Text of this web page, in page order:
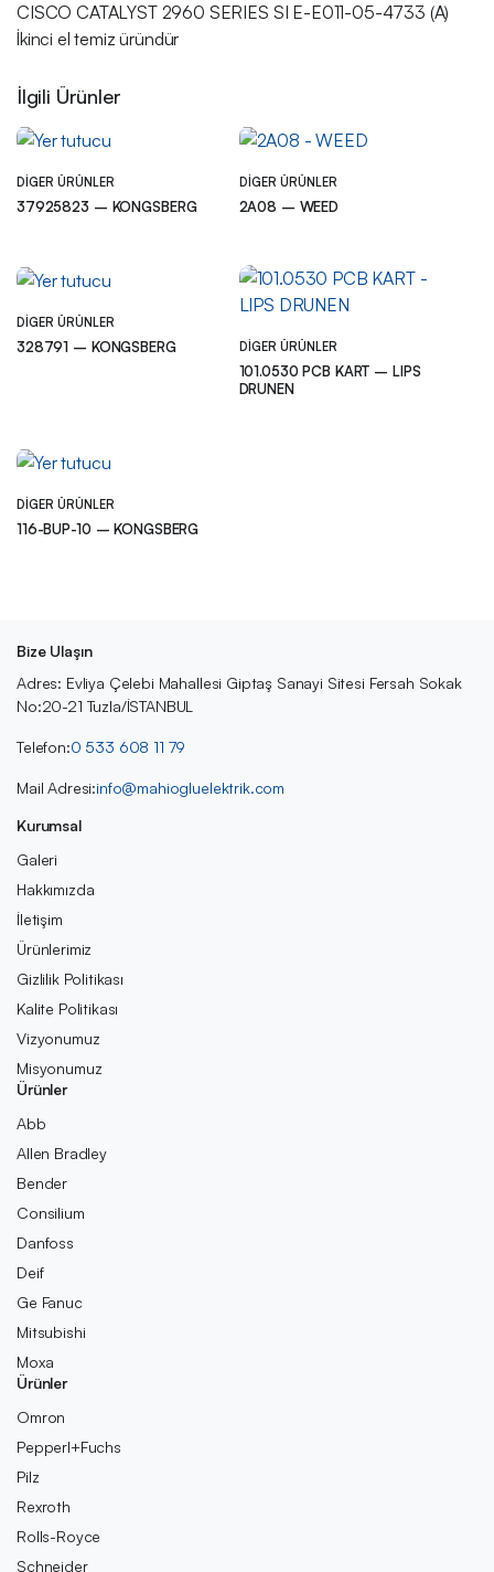
CISCO CATALYST 2960 SERIES SI E-E011-05-4733 (A)
İkinci el temiz üründür
İlgili Ürünler
DIGER ÜRÜNLER
37925823 – KONGSBERG
DIGER ÜRÜNLER
2A08 – WEED
DIGER ÜRÜNLER
328791 – KONGSBERG DIGER ÜRÜNLER
101.0530 PCB KART – LIPS
DRUNEN
DIGER ÜRÜNLER
116-BUP-10 – KONGSBERG
Bize Ulaşın
Adres: Evliya Çelebi Mahallesi Giptaş Sanayi Sitesi Fersah Sokak
No:20-21 Tuzla/İSTANBUL
Telefon:0 533 608 11 79
Mail Adresi:info@mahiogluelektrik.com
Kurumsal
Galeri
Hakkımızda
İletişim
Ürünlerimiz
Gizlilik Politikası
Kalite Politikası
Vizyonumuz
Misyonumuz
Ürünler
Abb
Allen Bradley
Bender
Consilium
Danfoss
Deif
Ge Fanuc
Mitsubishi
Moxa
Ürünler
Omron
Pepperl+Fuchs
Pilz
Rexroth
Rolls-Royce
Schneider